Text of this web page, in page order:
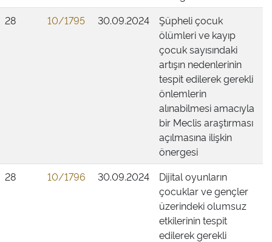
28
10/1795 30.09.2024
Şüpheli çocuk
ölümleri ve kayıp
çocuk sayısındaki
artışın nedenlerinin
tespit edilerek gerekli
önlemlerin
alınabilmesi amacıyla
bir Meclis araştırması
açılmasına ilişkin
önergesi
28
10/1796 30.09.2024
Dijital oyunların
çocuklar ve gençler
üzerindeki olumsuz
etkilerinin tespit
edilerek gerekli